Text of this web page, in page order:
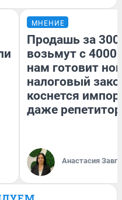
МНЕНИЕ
Продашь за
возьмут с
нам готовит
налоговый
коснется
даже
Анастасия